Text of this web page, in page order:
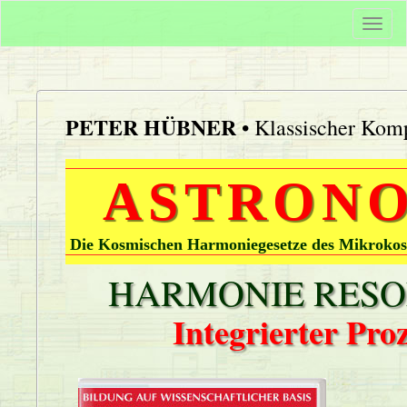
PETER HÜBNER• Klassischer
Die Kosmischen Harmoniegesetze des
HARMONIE
Integrierter